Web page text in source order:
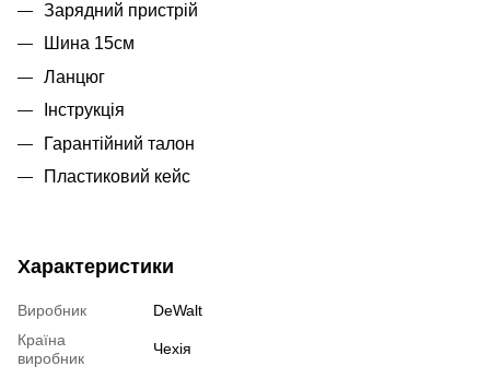
Зарядний пристрій
Шина 15см
Ланцюг
Інструкція
Гарантійний талон
Пластиковий кейс
Характеристики
Виробник
DeWalt
Країна
виробник
Чехія